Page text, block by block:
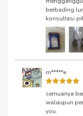
berbading
konsultasi
m*****e
semuanya
walaupun
you.